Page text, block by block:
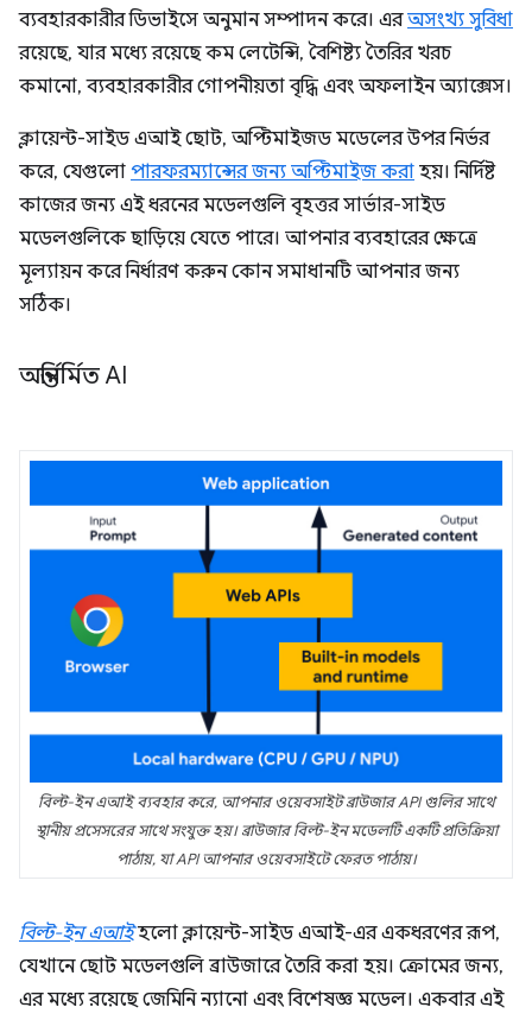
ব্যবহারকারীর ডিভাইসে অনুমান সম্পাদন করে। এরঅসংখ্য সুবিধা
রয়েছে, যার মধ্যে রয়েছে কম লেটেন্সি, বৈশিষ্ট্য তৈরির খরচ
কমানো, ব্যবহারকারীর গোপনীয়তা বৃদ্ধি এবং অফলাইন অ্যাক্সেস।
ক্লায়েন্ট-সাইড এআই ছোট, অপ্টিমাইজড মডেলের উপর নির্ভর
করে, যেগুলো পারফরম্যান্সের জন্য অপ্টিমাইজ করা হয়। নির্দিষ্ট
কাজের জন্য এই ধরনের মডেলগুলি বৃহত্তর সার্ভার-সাইড
মডেলগুলিকে ছাড়িয়ে যেতে পারে। আপনার ব্যবহারের ক্ষেত্রে
মূল্যায়ন করে নির্ধারণ করুন কোন সমাধানটি আপনার জন্য
সঠিক।
অন্তর্নির্মিত AI
বিল্ট-ইন এআই ব্যবহার করে, আপনার ওয়েবসাইট ব্রাউজার API গুলির সাথে
স্থানীয় প্রসেসরের সাথে সংযুক্ত হয়। ব্রাউজার বিল্ট-ইন মডেলটি একটি প্রতিক্রিয়া
পাঠায়, যা API আপনার ওয়েবসাইটে ফেরত পাঠায়।
বিল্ট-ইন এআইহলো ক্লায়েন্ট-সাইড এআই-এর একধরণের রূপ,
যেখানে ছোট মডেলগুলি ব্রাউজারে তৈরি করা হয়। ক্রোমের জন্য,
এর মধ্যে রয়েছে জেমিনি ন্যানো এবং বিশেষজ্ঞ মডেল। একবার এই